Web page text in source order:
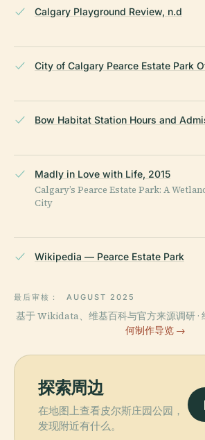
Calgary Playground Review, n.d
City of Calgary Pearce Estate Park
Bow Habitat Station Hours and
Madly in Love with Life, 2015
Calgary’s Pearce Estate Park: A
City
Wikipedia — Pearce Estate Park
最后审核： AUGUST 2025
基于 Wikidata、维基百科与官方来源调研 ·
何制作导览 →
探索周边
在地图上查看皮尔斯庄园公园，
发现附近有什么。